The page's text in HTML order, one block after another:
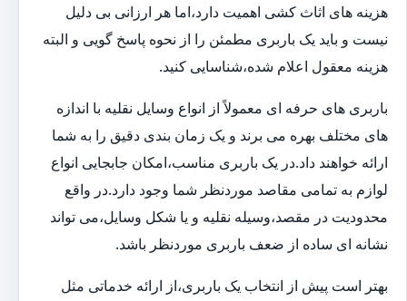
هزینه های اثاث کشی اهمیت دارد،اما هر ارزانی بی دلیل
نیست و باید یک باربری مطمئن را از نحوه پاسخ گویی و البته
هزینه معقول اعلام شده،شناسایی کنید.
باربری های حرفه ای معمولاً از انواع وسایل نقلیه با اندازه
های مختلف بهره می برند و یک زمان بندی دقیق را به شما
ارائه خواهند داد.در یک باربری مناسب،امکان جابجایی انواع
لوازم به تمامی مقاصد موردنظر شما وجود دارد.در واقع
محدودیت در مقصد،وسیله نقلیه و یا شکل وسایل،می تواند
نشانه ای ساده از ضعف باربری موردنظر باشد.
بهتر است پیش از انتخاب یک باربری،از ارائه خدماتی مثل